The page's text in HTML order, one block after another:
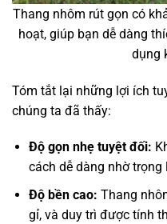
Thang nhôm rút gọn có
hoạt, giúp bạn dễ dàng
dụng
Tóm tắt lại những lợi ích
chúng ta đã thấy:
Độ gọn nhẹ tuyệt đối:
cách dễ dàng nhờ
Độ bền cao: Thang
gỉ, và duy trì được tính